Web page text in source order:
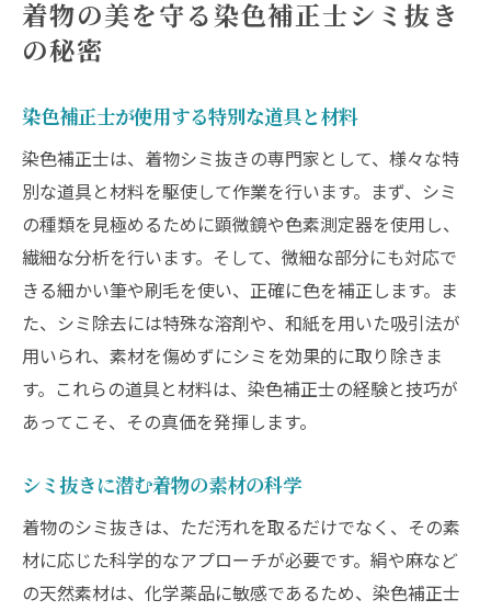
着物の美を守る染色補正士シミ抜き
の秘密
染色補正士が使用する特別な道具と材料
染色補正士は、着物シミ抜きの専門家として、様々な特
別な道具と材料を駆使して作業を行います。まず、シミ
の種類を見極めるために顕微鏡や色素測定器を使用し、
繊細な分析を行います。そして、微細な部分にも対応で
きる細かい筆や刷毛を使い、正確に色を補正します。ま
た、シミ除去には特殊な溶剤や、和紙を用いた吸引法が
用いられ、素材を傷めずにシミを効果的に取り除きま
す。これらの道具と材料は、染色補正士の経験と技巧が
あってこそ、その真価を発揮します。
シミ抜きに潜む着物の素材の科学
着物のシミ抜きは、ただ汚れを取るだけでなく、その素
材に応じた科学的なアプローチが必要です。絹や麻など
の天然素材は、化学薬品に敏感であるため、染色補正士